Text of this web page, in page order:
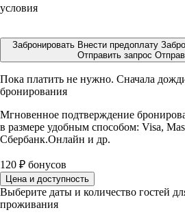
условия
Забронировать Внести предоплату
Отправить запрос
Пока платить не нужно. Сначала
бронирования
Мгновенное подтверждение
в размере удобным способом: Visa,
Сбербанк.Онлайн и др.
120 ₽ бонусов
Цена и доступность
Выберите даты и количество гостей
проживания